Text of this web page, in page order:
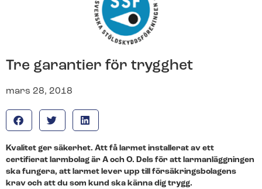
Våra produkter för hemmet
Hemlarm
Ett uppkopplat larm som ger dig full kontroll över ditt
hem. Med vår smarta app håller dig ständigt
uppdaterad.
Våra produkter för företag
Företagslarm
Ett uppkopplat larm som ger dig full kontroll över din
arbetsplats. Med vår smarta app håller du dig
ständigt uppdaterad.
Svenska Alarm
Byt till oss
Vi tar hand om allt ifrån uppsägning och nedmontering
av ditt gamla larm till installation och driftsättning av ditt
nya.
Sök på SvenskaAlarm.se
Tre garantier för trygghet
mars 28, 2018
Kvalitet ger säkerhet. Att få larmet installerat av ett
certifierat larmbolag är A och O. Dels för att larmanläggningen
ska fungera, att larmet lever upp till försäkringsbolagens
krav och att du som kund ska känna dig trygg.